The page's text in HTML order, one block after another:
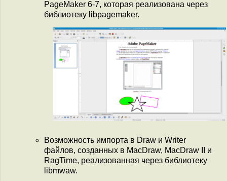
PageMaker 6-7, которая реализована через
библиотеку libpagemaker.
Возможность импорта в Draw и Writer
файлов, созданных в MacDraw, MacDraw II и
RagTime, реализованная через библиотеку
libmwaw.